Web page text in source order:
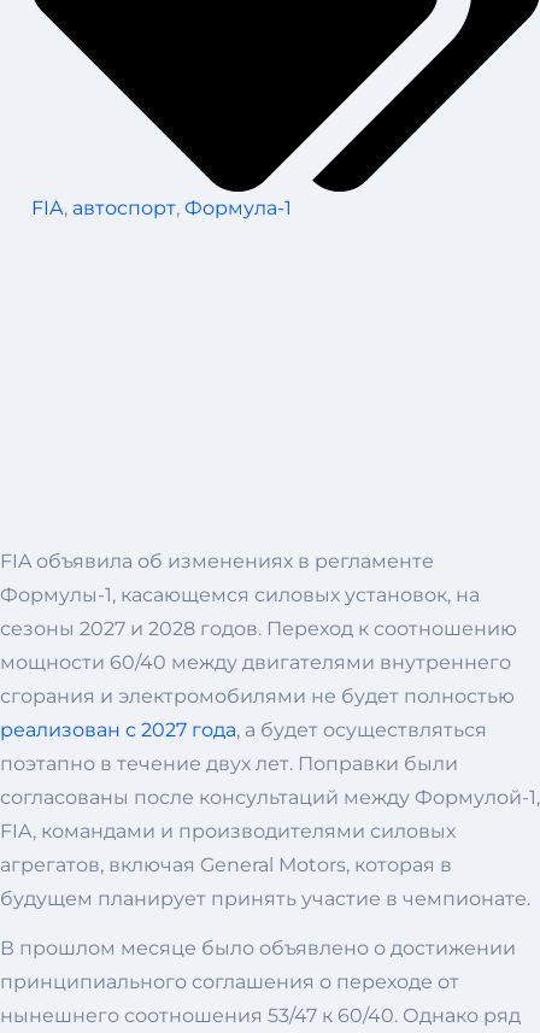
FIA, автоспорт, Формула-1
FIA объявила об изменениях в регламенте
Формулы-1, касающемся силовых установок, на
сезоны 2027 и 2028 годов. Переход к соотношению
мощности 60/40 между двигателями внутреннего
сгорания и электромобилями не будет полностью
реализован с 2027 года, а будет осуществляться
поэтапно в течение двух лет. Поправки были
согласованы после консультаций между Формулой-1,
FIA, командами и производителями силовых
агрегатов, включая General Motors, которая в
будущем планирует принять участие в чемпионате.
В прошлом месяце было объявлено о достижении
принципиального соглашения о переходе от
нынешнего соотношения 53/47 к 60/40. Однако ряд